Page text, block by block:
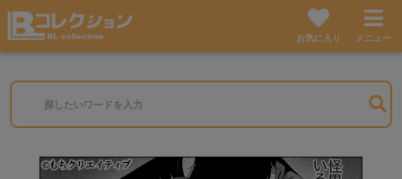
お気に入り メニュー